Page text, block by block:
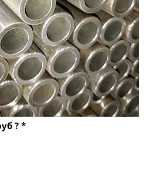
22
24
25
26
27
28
30
127х20
127х22
127х24
127х25
127х28
127х30
? *